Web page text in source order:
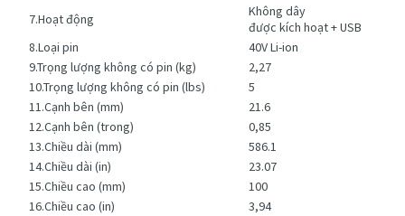
7.Hoạt động
Không dây
được kích hoạt + USB
8.Loại pin
40V Li-ion
9.Trọng lượng không có pin (kg)
2,27
10.Trọng lượng không có pin (lbs)
5
11.Cạnh bên (mm)
21.6
12.Cạnh bên (trong)
0,85
13.Chiều dài (mm)
586.1
14.Chiều dài (in)
23.07
15.Chiều cao (mm)
100
16.Chiều cao (in)
3,94